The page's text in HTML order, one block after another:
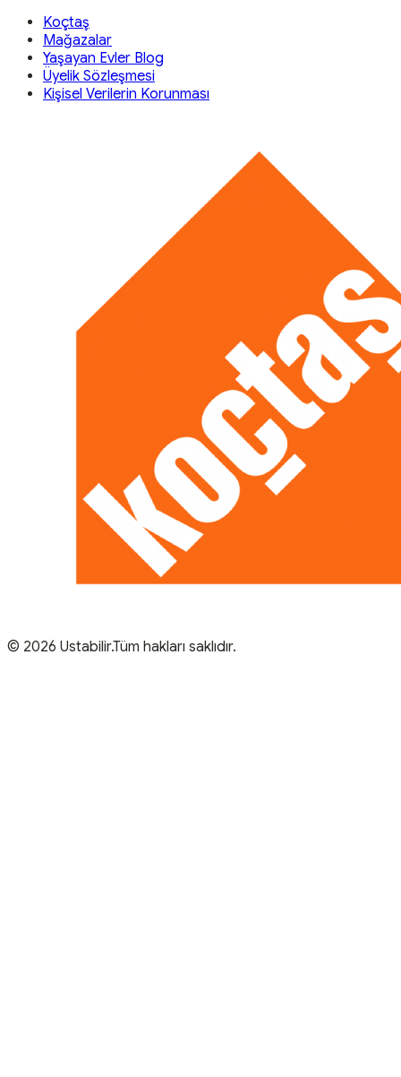
Koçtaş
Mağazalar
Yaşayan Evler Blog
Üyelik Sözleşmesi
Kişisel Verilerin Korunması
© 2026 Ustabilir.Tüm hakları saklıdır.